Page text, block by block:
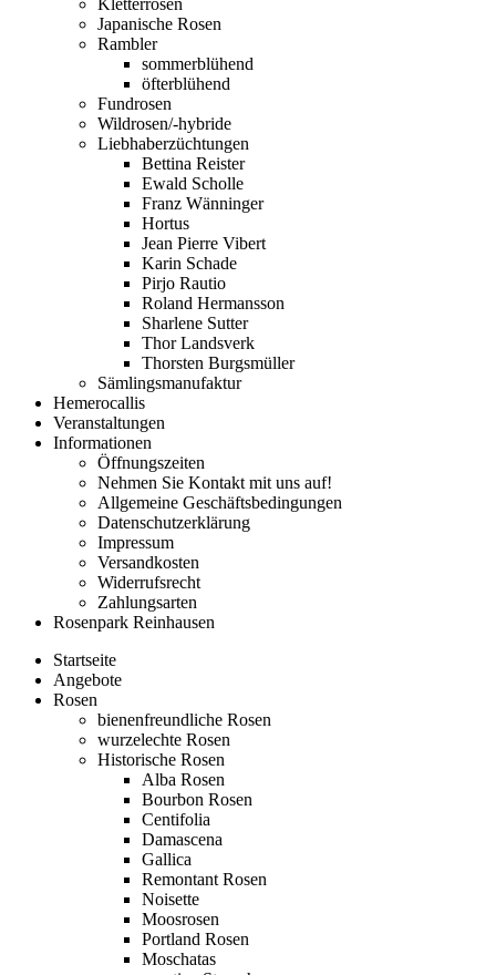
Kletterrosen
Japanische Rosen
Rambler
sommerblühend
öfterblühend
Fundrosen
Wildrosen/-hybride
Liebhaberzüchtungen
Bettina Reister
Ewald Scholle
Franz Wänninger
Hortus
Jean Pierre Vibert
Karin Schade
Pirjo Rautio
Roland Hermansson
Sharlene Sutter
Thor Landsverk
Thorsten Burgsmüller
Sämlingsmanufaktur
Hemerocallis
Veranstaltungen
Informationen
Öffnungszeiten
Nehmen Sie Kontakt mit uns auf!
Allgemeine Geschäftsbedingungen
Datenschutzerklärung
Impressum
Versandkosten
Widerrufsrecht
Zahlungsarten
Rosenpark Reinhausen
Startseite
Angebote
Rosen
bienenfreundliche Rosen
wurzelechte Rosen
Historische Rosen
Alba Rosen
Bourbon Rosen
Centifolia
Damascena
Gallica
Remontant Rosen
Noisette
Moosrosen
Portland Rosen
Moschatas